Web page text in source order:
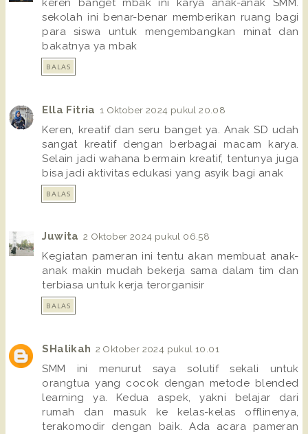
keren banget mbak ini karya anak-anak SMM.
sekolah ini benar-benar memberikan ruang bagi
para siswa untuk mengembangkan minat dan
bakatnya ya mbak
BALAS
Ella Fitria 1 Oktober 2024 pukul 20.08
Keren, kreatif dan seru banget ya. Anak SD udah
sangat kreatif dengan berbagai macam karya.
Selain jadi wahana bermain kreatif, tentunya juga
bisa jadi aktivitas edukasi yang asyik bagi anak
BALAS
Juwita 2 Oktober 2024 pukul 06.58
Kegiatan pameran ini tentu akan membuat anak-
anak makin mudah bekerja sama dalam tim dan
terbiasa untuk kerja terorganisir
BALAS
SHalikah 2 Oktober 2024 pukul 10.01
SMM ini menurut saya solutif sekali untuk
orangtua yang cocok dengan metode blended
learning ya. Kedua aspek, yakni belajar dari
rumah dan masuk ke kelas-kelas offlinenya,
terakomodir dengan baik. Ada acara pameran